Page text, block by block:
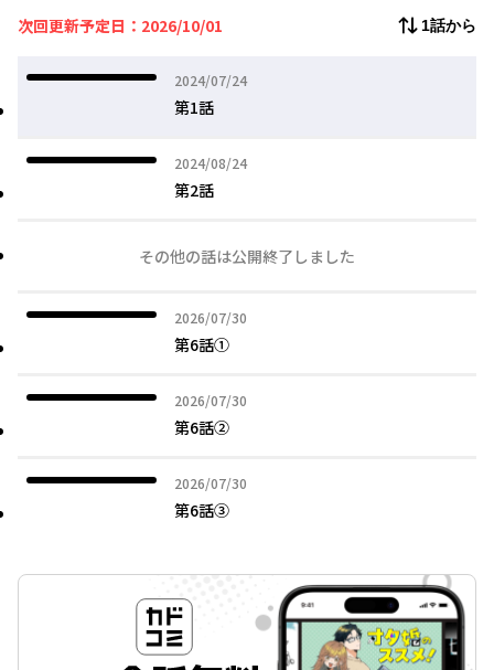
次回更新予定日：2026/10/01 1話から
2024/07/24
2024年07月24日
第1話
2024/08/24
2024年08月24日
第2話
その他の話は公開終了しました
2026/07/30
2026年07月30日
第6話①
2026/07/30
2026年07月30日
第6話②
2026/07/30
2026年07月30日
第6話③